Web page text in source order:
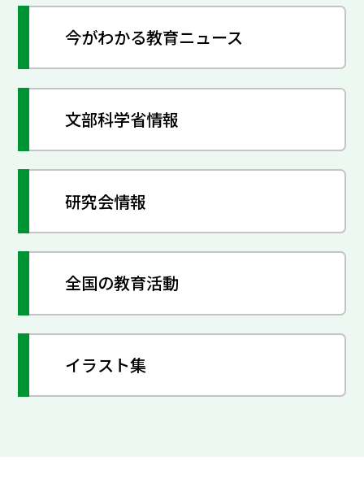
今がわかる教育ニュース
文部科学省情報
研究会情報
全国の教育活動
イラスト集